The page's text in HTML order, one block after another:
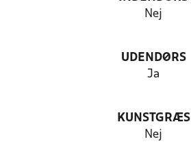
Nej
UDENDØRS
Ja
KUNSTGRÆS
Nej